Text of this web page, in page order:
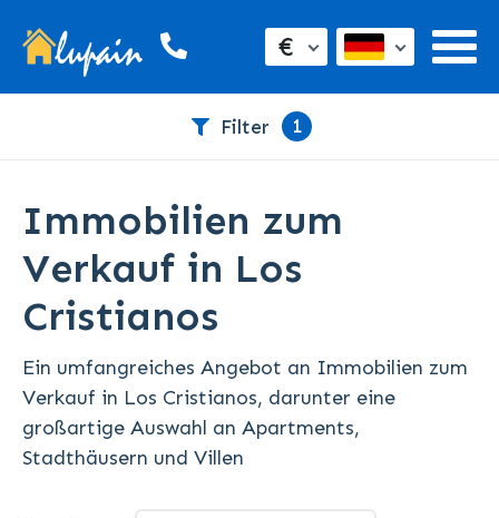
€
Filter 1
Immobilien zum
Verkauf in Los
Cristianos
Ein umfangreiches Angebot an Immobilien zum
Verkauf in Los Cristianos, darunter eine
großartige Auswahl an Apartments,
Stadthäusern und Villen